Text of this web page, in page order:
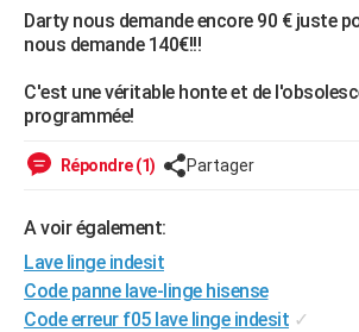
Guides de France
Escapades
Patrimoine
Expositions
Musées
Week-end nature
+LIFESTYLE
Alimentation
Guide de la santé
Maladies
Médicaments
Sommeil
VOYAGE
Destinations
City break
Voyage nature
Voyage de noces
Forum
Climat
PHOTO
BONS PLANS
CARTE DE VOEUX
Darty nous demande encore 90 € juste
nous demande 140€!!!
C'est une véritable honte et de
programmée!
Répondre (1) Partager
A voir également:
Lave linge indesit
Code panne lave-linge hisense
Code erreur f05 lave linge indesit ✓